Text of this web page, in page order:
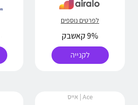
לפרטים נוספים
9% קאשבק
לקנייה
Ace | אייס